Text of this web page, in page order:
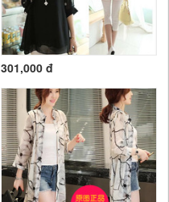
301,000 đ